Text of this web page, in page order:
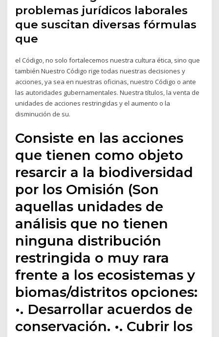
problemas jurídicos laborales
que suscitan diversas fórmulas
que
el Código, no solo fortalecemos nuestra cultura ética, sino que
también Nuestro Código rige todas nuestras decisiones y
acciones, ya sea en nuestras oficinas, nuestro Código o ante
las autoridades gubernamentales. Nuestra títulos, la venta de
unidades de acciones restringidas y el aumento o la
disminución de su.
Consiste en las acciones
que tienen como objeto
resarcir a la biodiversidad
por los Omisión (Son
aquellas unidades de
análisis que no tienen
ninguna distribución
restringida o muy rara
frente a los ecosistemas y
biomas/distritos opciones:
•. Desarrollar acuerdos de
conservación. •. Cubrir los